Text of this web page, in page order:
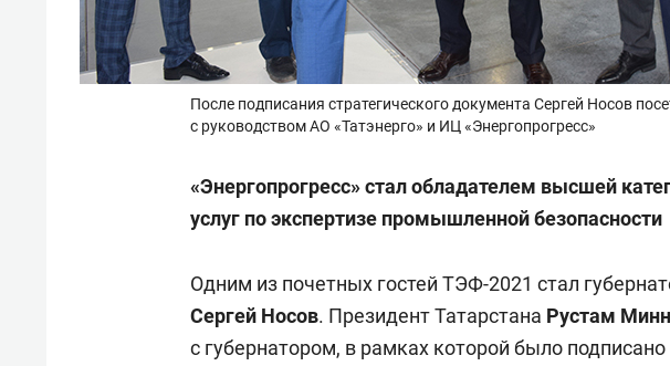
После подписания стратегического документа Сергей Носов
с руководством АО «Татэнерго» и ИЦ «Энергопрогресс»
«Энергопрогресс» стал обладателем высшей
услуг по экспертизе промышленной безопасности
Одним из почетных гостей ТЭФ-2021 стал
Сергей Носов. Президент Татарстана Рустам
с губернатором, в рамках которой было